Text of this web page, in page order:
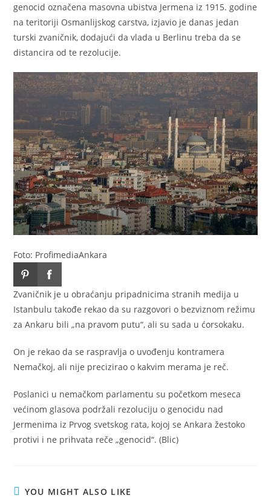
genocid označena masovna ubistva Jermena iz 1915. godine
na teritoriji Osmanlijskog carstva, izjavio je danas jedan
turski zvaničnik, dodajući da vlada u Berlinu treba da se
distancira od te rezolucije.
Foto: ProfimediaAnkara
Zvaničnik je u obraćanju pripadnicima stranih medija u
Istanbulu takođe rekao da su razgovori o bezviznom režimu
za Ankaru bili „na pravom putu“, ali su sada u ćorsokaku.
On je rekao da se raspravlja o uvođenju kontramera
Nemačkoj, ali nije precizirao o kakvim merama je reč.
Poslanici u nemačkom parlamentu su početkom meseca
većinom glasova podržali rezoluciju o genocidu nad
Jermenima iz Prvog svetskog rata, kojoj se Ankara žestoko
protivi i ne prihvata reče „genocid“. (Blic)
YOU MIGHT ALSO LIKE